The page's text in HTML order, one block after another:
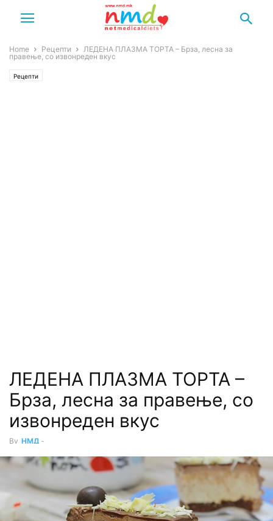
Home Рецепти
ЛЕДЕНА ПЛАЗМА ТОРТА – Брза, лесна за
правење, со извонреден вкус
Рецепти
ЛЕДЕНА ПЛАЗМА ТОРТА –
Брза, лесна за правење, со
извонреден вкус
By НМД -